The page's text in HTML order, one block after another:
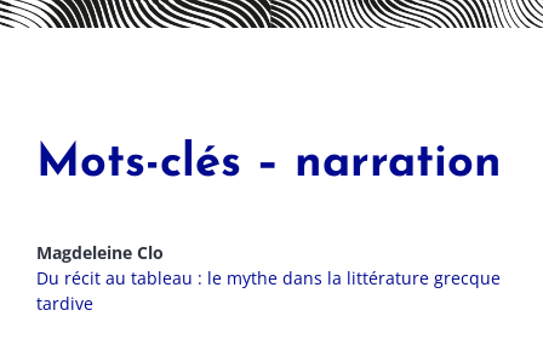
Mots-clés – narration
Magdeleine Clo
Du récit au tableau : le mythe dans la littérature grecque
tardive